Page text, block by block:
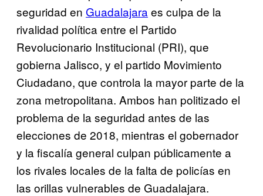
seguridad en Guadalajara es culpa de la
rivalidad política entre el Partido
Revolucionario Institucional (PRI), que
gobierna Jalisco, y el partido Movimiento
Ciudadano, que controla la mayor parte de la
zona metropolitana. Ambos han politizado el
problema de la seguridad antes de las
elecciones de 2018, mientras el gobernador
y la fiscalía general culpan públicamente a
los rivales locales de la falta de policías en
las orillas vulnerables de Guadalajara.